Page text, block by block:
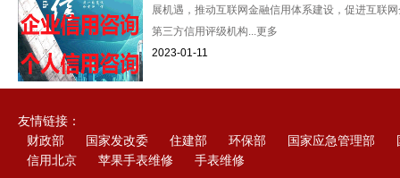
展机遇，推动互联网金融信用体系建设，促进互联
第三方信用评级机构...更多
2023-01-11
友情链接：
财政部
国家发改委 住建部 环保部 国家应急管理部
信用北京
苹果手表维修 手表维修